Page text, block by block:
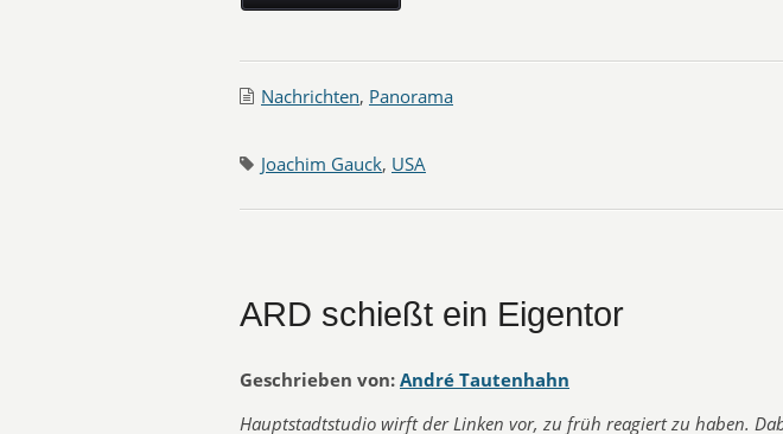
Nachrichten, Panorama
Joachim Gauck, USA
ARD schießt ein Eigentor
Geschrieben von: André Tautenhahn
Hauptstadtstudio wirft der Linken vor, zu früh reagiert zu haben.